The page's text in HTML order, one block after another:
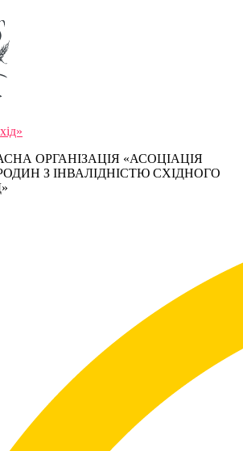
ОРГАНІЗАЦІЯ «АСОЦІАЦІЯ
З ІНВАЛІДНІСТЮ СХІДНОГО